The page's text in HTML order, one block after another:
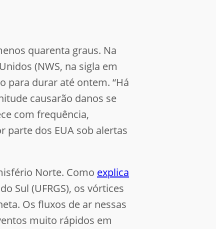
quarenta graus. Na
(NWS, na sigla em
para durar até ontem. “Há
causarão danos se
com frequência,
parte dos EUA sob alertas
Norte. Como explica
Sul (UFRGS), os vórtices
Os fluxos de ar nessas
muito rápidos em